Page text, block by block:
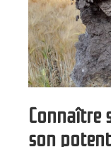
Connaître
son